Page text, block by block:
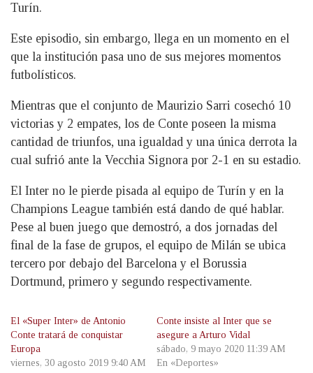
Turín.
Este episodio, sin embargo, llega en un momento en el
que la institución pasa uno de sus mejores momentos
futbolísticos.
Mientras que el conjunto de Maurizio Sarri cosechó 10
victorias y 2 empates, los de Conte poseen la misma
cantidad de triunfos, una igualdad y una única derrota la
cual sufrió ante la Vecchia Signora por 2-1 en su estadio.
El Inter no le pierde pisada al equipo de Turín y en la
Champions League también está dando de qué hablar.
Pese al buen juego que demostró, a dos jornadas del
final de la fase de grupos, el equipo de Milán se ubica
tercero por debajo del Barcelona y el Borussia
Dortmund, primero y segundo respectivamente.
El «Super Inter» de Antonio
Conte tratará de conquistar
Europa
viernes, 30 agosto 2019 9:40 AM
Conte insiste al Inter que se
asegure a Arturo Vidal
sábado, 9 mayo 2020 11:39 AM
En «Deportes»